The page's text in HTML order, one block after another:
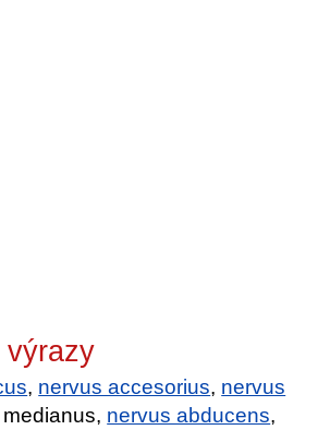
, nervus accesorius, nervus
nervus abducens,